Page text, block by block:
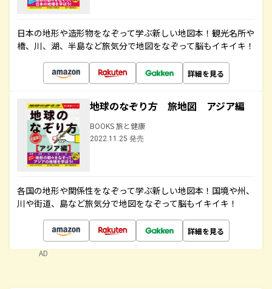
日本の地形や造形物をなぞって学ぶ新しい地図本！観光名所や
橋、川、湖、半島など旅気分で地図をなぞって脳もイキイキ！
詳細を見る
地球のなぞり方 旅地図 アジア編
BOOKS 旅と健康
2022.11.25 発売
各国の地形や関係性をなぞって学ぶ新しい地図本！国境や州、
川や街道、島など旅気分で地図をなぞって脳もイキイキ！
詳細を見る
AD